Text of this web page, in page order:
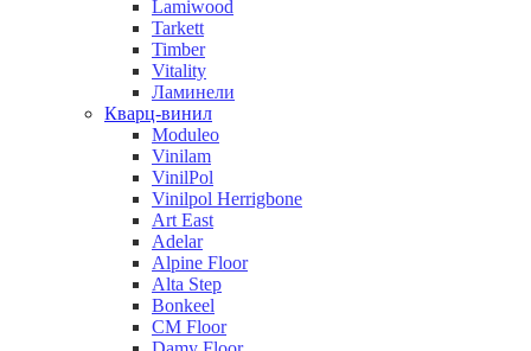
Lamiwood
Tarkett
Timber
Vitality
Ламинели
Кварц-винил
Moduleo
Vinilam
VinilPol
Vinilpol Herrigbone
Art East
Adelar
Alpine Floor
Alta Step
Bonkeel
CM Floor